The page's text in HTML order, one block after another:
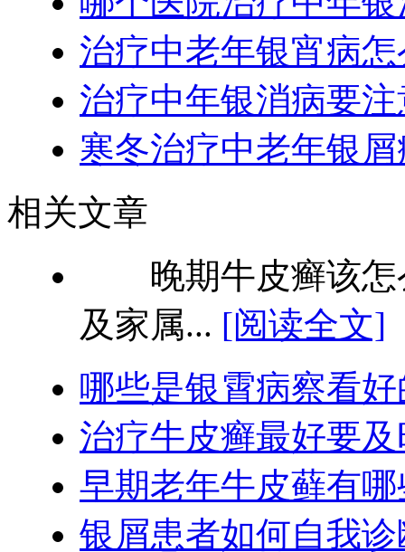
治疗中老年银宵病
治疗中年银消病要
寒冬治疗中老年银
相关文章
晚期牛皮癣该怎
及家属... [阅读全文]
哪些是银霄病察看
治疗牛皮癣最好要及
早期老年牛皮藓有
银屑患者如何自我诊